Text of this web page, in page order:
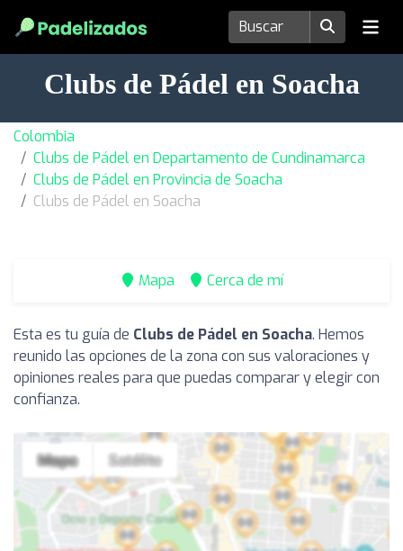
Clubs de Pádel en Soacha
Colombia
Clubs de Pádel en Departamento de Cundinamarca
Clubs de Pádel en Provincia de Soacha
Clubs de Pádel en Soacha
Mapa Cerca de mí
Esta es tu guía de Clubs de Pádel en Soacha. Hemos
reunido las opciones de la zona con sus valoraciones y
opiniones reales para que puedas comparar y elegir con
confianza.